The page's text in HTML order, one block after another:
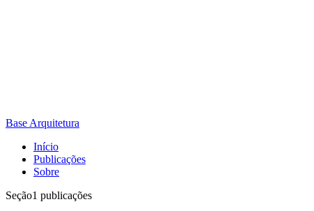
Base Arquitetura
Início
Publicações
Sobre
Seção1 publicações